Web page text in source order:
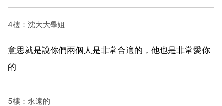
4樓：沈大大學姐
意思就是說你們兩個人是非常合適的，他也是非常愛你
的
5樓：永遠的